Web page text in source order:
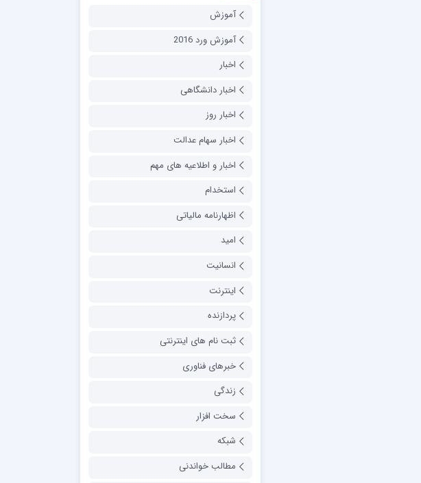
آموزش
آموزش ورد 2016
اخبار
اخبار دانشگاهی
اخبار روز
اخبار سهام عدالت
اخبار و اطلاعیه های مهم
استخدام
اظهارنامه مالیاتی
امید
انسانیت
اینترنت
پردازنده
ثبت نام های اینترنتی
خبرهای فناوری
زندگی
سخت افزار
شبکه
مطالب خواندنی